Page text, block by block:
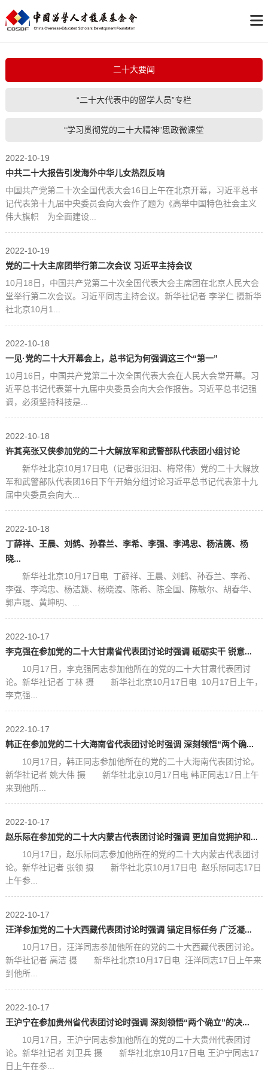
二十大要闻
“二十大代表中的留学人员”专栏
“学习贯彻党的二十大精神”思政微课堂
2022-10-19
中共二十大报告引发海外中华儿女热烈反响
中国共产党第二十次全国代表大会16日上午在北京开幕，习近平总书
记代表第十九届中央委员会向大会作了题为《高举中国特色社会主义
伟大旗帜 为全面建设...
2022-10-19
党的二十大主席团举行第二次会议 习近平主持会议
10月18日，中国共产党第二十次全国代表大会主席团在北京人民大会
堂举行第二次会议。习近平同志主持会议。新华社记者 李学仁 摄新华
社北京10月1...
2022-10-18
一见·党的二十大开幕会上，总书记为何强调这三个“第一”
10月16日，中国共产党第二十次全国代表大会在人民大会堂开幕。习
近平总书记代表第十九届中央委员会向大会作报告。习近平总书记强
调，必须坚持科技是...
2022-10-18
许其亮张又侠参加党的二十大解放军和武警部队代表团小组讨论
新华社北京10月17日电（记者张汨汨、梅常伟）党的二十大解放
军和武警部队代表团16日下午开始分组讨论习近平总书记代表第十九
届中央委员会向大...
2022-10-18
丁薛祥、王晨、刘鹤、孙春兰、李希、李强、李鸿忠、杨洁篪、杨
晓...
新华社北京10月17日电 丁薛祥、王晨、刘鹤、孙春兰、李希、
李强、李鸿忠、杨洁篪、杨晓渡、陈希、陈全国、陈敏尔、胡春华、
郭声琨、黄坤明、...
2022-10-17
李克强在参加党的二十大甘肃省代表团讨论时强调 砥砺实干 锐意...
10月17日，李克强同志参加他所在的党的二十大甘肃代表团讨
论。新华社记者 丁林 摄 新华社北京10月17日电 10月17日上午，
李克强...
2022-10-17
韩正在参加党的二十大海南省代表团讨论时强调 深刻领悟“两个确...
10月17日，韩正同志参加他所在的党的二十大海南代表团讨论。
新华社记者 姚大伟 摄 新华社北京10月17日电 韩正同志17日上午
来到他所...
2022-10-17
赵乐际在参加党的二十大内蒙古代表团讨论时强调 更加自觉拥护和...
10月17日，赵乐际同志参加他所在的党的二十大内蒙古代表团讨
论。新华社记者 张领 摄 新华社北京10月17日电 赵乐际同志17日
上午参...
2022-10-17
汪洋参加党的二十大西藏代表团讨论时强调 锚定目标任务 广泛凝...
10月17日，汪洋同志参加他所在的党的二十大西藏代表团讨论。
新华社记者 高洁 摄 新华社北京10月17日电 汪洋同志17日上午来
到他所...
2022-10-17
王沪宁在参加贵州省代表团讨论时强调 深刻领悟“两个确立”的决...
10月17日，王沪宁同志参加他所在的党的二十大贵州代表团讨
论。新华社记者 刘卫兵 摄 新华社北京10月17日电 王沪宁同志17
日上午在参...